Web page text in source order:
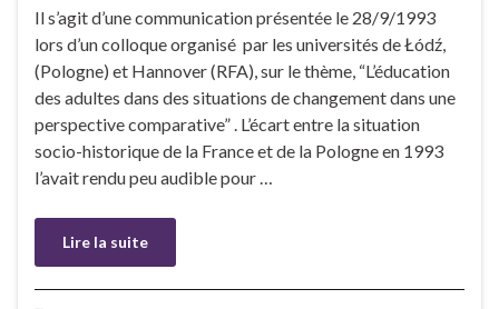
Il s’agit d’une communication présentée le 28/9/1993
lors d’un colloque organisé par les universités de Łódź,
(Pologne) et Hannover (RFA), sur le thème, “L’éducation
des adultes dans des situations de changement dans une
perspective comparative” . L’écart entre la situation
socio-historique de la France et de la Pologne en 1993
l’avait rendu peu audible pour …
Lire la suite